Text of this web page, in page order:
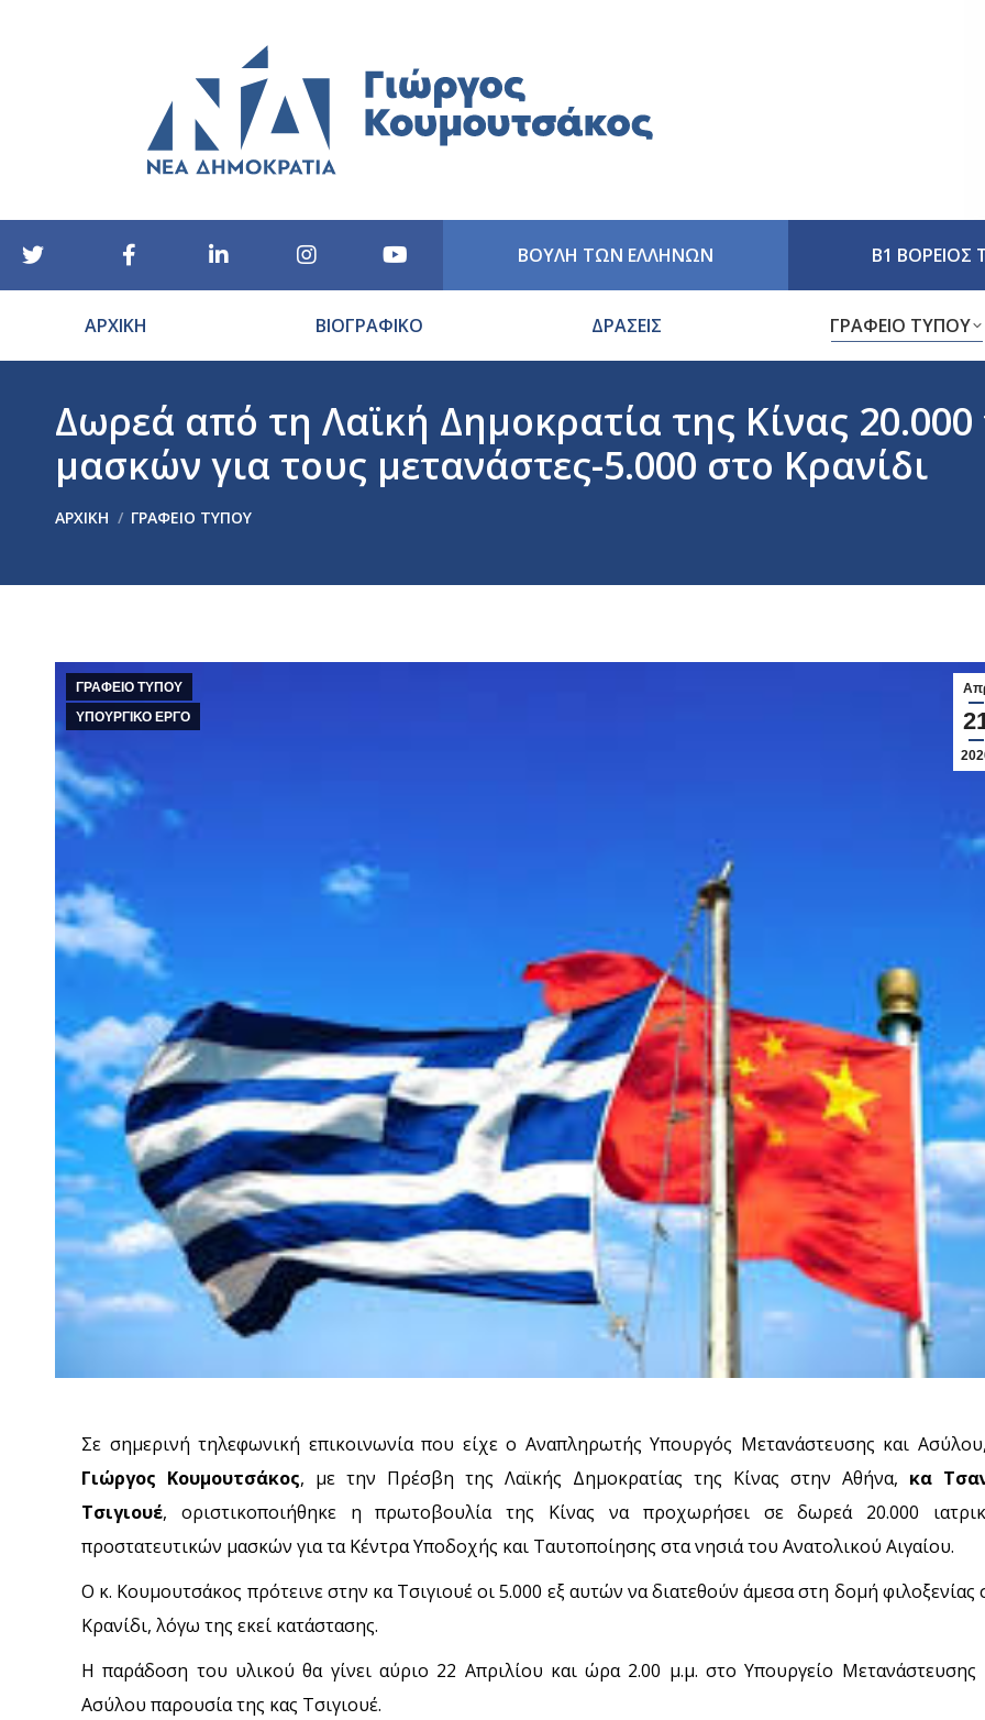
ΒΟΥΛΗ ΤΩΝ ΕΛΛΗΝΩΝ Β1 ΒΟΡΕΙΟΣ
ΑΡΧΙΚΗ ΒΙΟΓΡΑΦΙΚΟ ΔΡΑΣΕΙΣ ΓΡΑΦΕΙΟ ΤΥΠΟΥ
Δωρεά από τη Λαϊκή Δημοκρατία της Κίνας
μασκών για τους μετανάστες-5.000 στο Κρανίδι
ΑΡΧΙΚΉ ΓΡΑΦΕΙΟ ΤΥΠΟΥ
ΓΡΑΦΕΙΟ ΤΥΠΟΥ
ΥΠΟΥΡΓΙΚΟ ΕΡΓΟ
Σε σημερινή τηλεφωνική επικοινωνία που είχε ο Αναπληρωτής Υπουργός Μετανάστευσης και
Γιώργος Κουμουτσάκος, με την Πρέσβη της Λαϊκής Δημοκρατίας της Κίνας στην Αθήνα, κα
Τσιγιουέ, οριστικοποιήθηκε η πρωτοβουλία της Κίνας να προχωρήσει σε δωρεά 20.000
προστατευτικών μασκών για τα Κέντρα Υποδοχής και Ταυτοποίησης στα νησιά του Ανατολικού Αιγαίου.
Ο κ. Κουμουτσάκος πρότεινε στην κα Τσιγιουέ οι 5.000 εξ αυτών να διατεθούν άμεσα στη δομή φιλοξενίας
Κρανίδι, λόγω της εκεί κατάστασης.
Η παράδοση του υλικού θα γίνει αύριο 22 Απριλίου και ώρα 2.00 μ.μ. στο Υπουργείο Μετανάστευσης
Ασύλου παρουσία της κας Τσιγιουέ.